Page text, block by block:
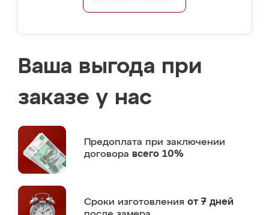
Ваша выгода при
заказе у нас
Предоплата при заключении
договора всего 10%
Сроки изготовления от 7 дней